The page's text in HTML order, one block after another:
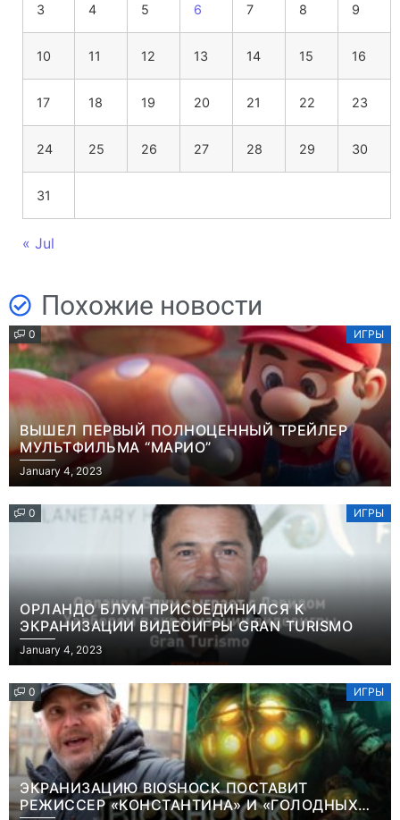
3 4 5 6 7 8 9
10 11 12 13 14 15 16
17 18 19 20 21 22 23
24 25 26 27 28 29 30
31
« Jul
Похожие новости
0 ИГРЫ
ВЫШЕЛ ПЕРВЫЙ ПОЛНОЦЕННЫЙ ТРЕЙЛЕР
МУЛЬТФИЛЬМА “МАРИО”
January 4, 2023
0 ИГРЫ
ОРЛАНДО БЛУМ ПРИСОЕДИНИЛСЯ К
ЭКРАНИЗАЦИИ ВИДЕОИГРЫ GRAN TURISMO
January 4, 2023
0 ИГРЫ
ЭКРАНИЗАЦИЮ BIOSHOCK ПОСТАВИТ
РЕЖИССЕР «КОНСТАНТИНА» И «ГОЛОДНЫХ